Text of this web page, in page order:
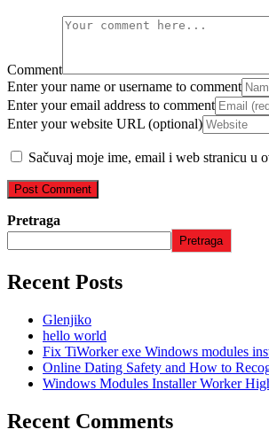
Comment
Enter your name or username to comment
Enter your email address to comment
Enter your website URL (optional)
Sačuvaj moje ime, email i web stranicu u
Pretraga
Pretraga
Recent Posts
Glenjiko
hello world
Fix TiWorker exe Windows modules
Online Dating Safety and How to
Windows Modules Installer Worker
Recent Comments